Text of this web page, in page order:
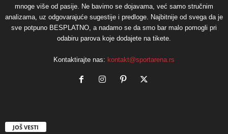
mnoge više od pasije. Ne bavimo se dojavama, već samo stručnim
analizama, uz odgovarajuće sugestije i predloge. Najbitnije od svega da je
sve potpuno BESPLATNO, a nadamo se da smo bar malo pomogli pri
odabiru parova koje dodajete na tikete.
Kontaktirajte nas: kontakt@sportarena.rs
JOŠ VESTI